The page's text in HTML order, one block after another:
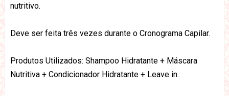
nutritivo.
Deve ser feita três vezes durante o Cronograma Capilar.
Produtos Utilizados: Shampoo Hidratante + Máscara
Nutritiva + Condicionador Hidratante + Leave in.